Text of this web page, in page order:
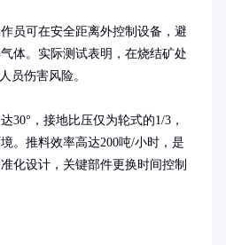
员可在安全距离外控制设备，避
体。实际测试表明，在烧结矿处
员伤害风险。
30°，接地比压仅为轮式的1/3，
。推料效率高达200吨/小时，是
化设计，关键部件更换时间控制